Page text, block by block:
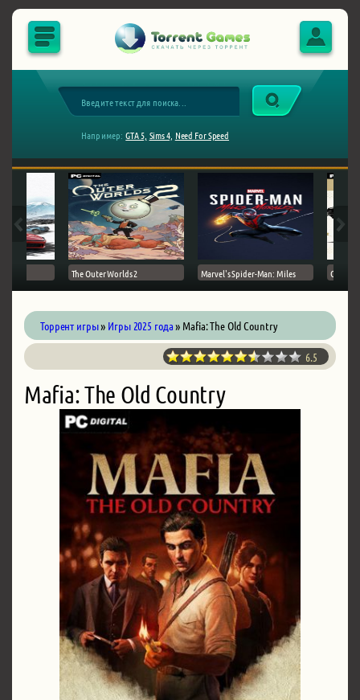
Например: GTA 5, Sims 4, Need For Speed
The Outer Worlds 2 Marvel's Spider-Man: Miles Ghost
Торрент игры» Игры 2025 года» Mafia: The Old Country
6.5
Mafia: The Old Country